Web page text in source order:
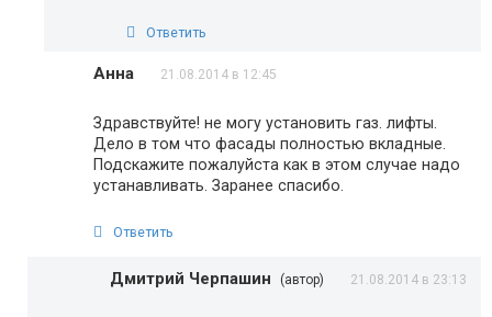
Ответить
Анна 21.08.2014 в 12:45
Здравствуйте! не могу установить газ. лифты.
Дело в том что фасады полностью вкладные.
Подскажите пожалуйста как в этом случае надо
устанавливать. Заранее спасибо.
Ответить
Дмитрий Черпашин (автор) 21.08.2014 в 23:13